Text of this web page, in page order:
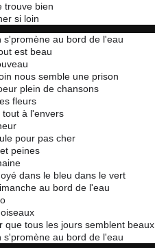
trouve bien
si loin
s'promène au bord de l'eau
est beau
nous semble une prison
plein de chansons
fleurs
tout à l'envers
pour pas cher
peines
dans le bleu dans le vert
au bord de l'eau
que tous les jours semblent beaux
s'promène au bord de l'eau